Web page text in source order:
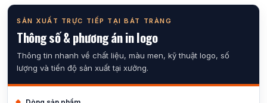
SẢN XUẤT TRỰC TIẾP TẠI BÁT TRÀNG
Thông số & phương án in logo
Thông tin nhanh về chất liệu, màu men, kỹ thuật logo, số
lượng và tiến độ sản xuất tại xưởng.